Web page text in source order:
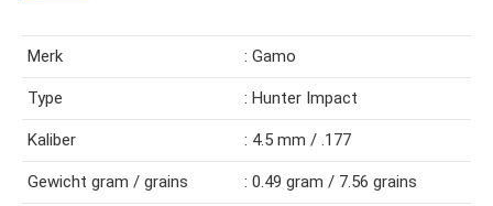
Merk : Gamo
Type : Hunter Impact
Kaliber : 4.5 mm / .177
Gewicht gram / grains : 0.49 gram / 7.56 grains